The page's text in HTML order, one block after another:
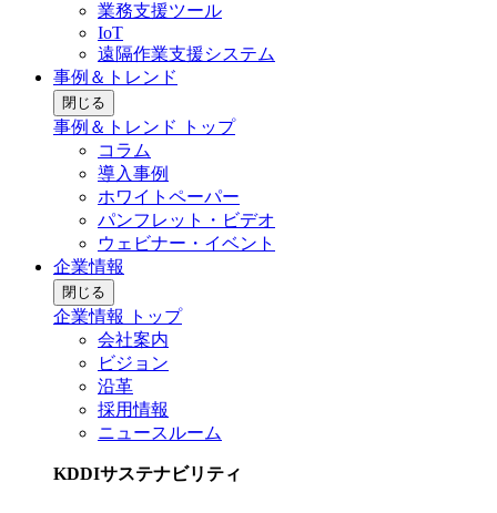
業務支援ツール
IoT
遠隔作業支援システム
事例＆トレンド
閉じる
事例＆トレンド トップ
コラム
導入事例
ホワイトペーパー
パンフレット・ビデオ
ウェビナー・イベント
企業情報
閉じる
企業情報 トップ
会社案内
ビジョン
沿革
採用情報
ニュースルーム
KDDIサステナビリティ